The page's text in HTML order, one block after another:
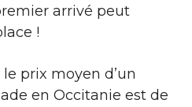
arrivé peut
!
prix moyen d’un
en Occitanie est de